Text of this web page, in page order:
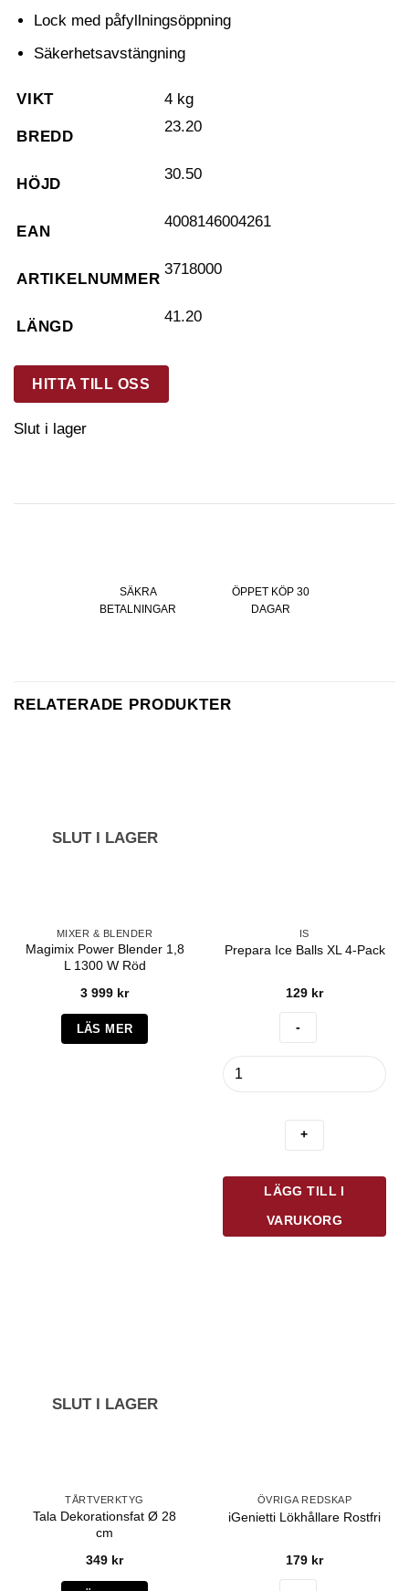
Lock med påfyllningsöppning
Säkerhetsavstängning
VIKT 4 kg
BREDD
23.20
HÖJD
30.50
EAN
4008146004261
ARTIKELNUMMER
3718000
LÄNGD
41.20
HITTA TILL OSS
Slut i lager
SÄKRA
BETALNINGAR
ÖPPET KÖP 30
DAGAR
RELATERADE PRODUKTER
SLUT I LAGER
MIXER & BLENDER
Magimix Power Blender 1,8
L 1300 W Röd
3 999 kr
LÄS MER
IS
Prepara Ice Balls XL 4-Pack
129 kr
Ice
mängd
LÄGG TILL I
VARUKORG
SLUT I LAGER
TÅRTVERKTYG
Tala Dekorationsfat Ø 28
cm
349 kr
ÖVRIGA REDSKAP
iGenietti Lökhållare Rostfri
179 kr